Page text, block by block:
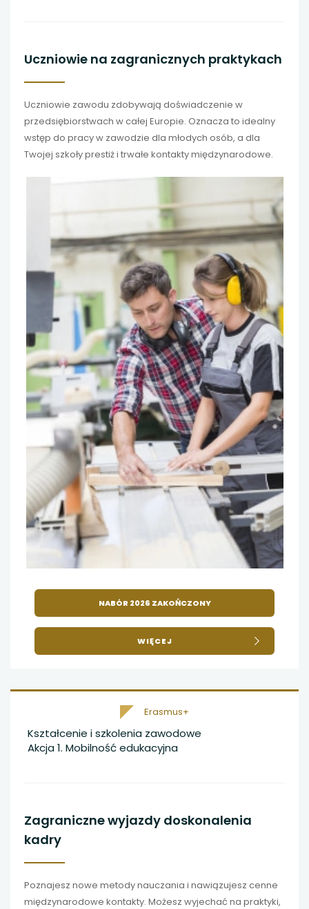
Uczniowie na zagranicznych praktykach
Uczniowie zawodu zdobywają doświadczenie w
przedsiębiorstwach w całej Europie. Oznacza to idealny
wstęp do pracy w zawodzie dla młodych osób, a dla
Twojej szkoły prestiż i trwałe kontakty międzynarodowe.
NABÓR 2026 ZAKOŃCZONY
WIĘCEJO
UCZNIOWIE
PRAKTYKACH
Erasmus+
Kształcenie i szkolenia zawodowe
Akcja 1. Mobilność edukacyjna
Zagraniczne wyjazdy doskonalenia
kadry
Poznajesz nowe metody nauczania i nawiązujesz cenne
międzynarodowe kontakty. Możesz wyjechać na praktyki,